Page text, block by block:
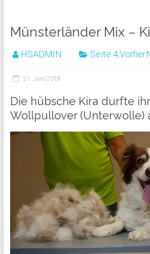
Münsterländer Mix –
HSADMIN Seite 4,
21. Juni 2018
Die hübsche Kira durfte
Wollpullover (Unterwolle)